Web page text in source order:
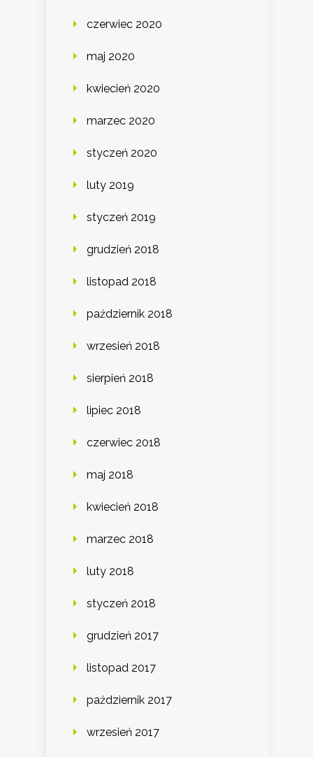
czerwiec 2020
maj 2020
kwiecień 2020
marzec 2020
styczeń 2020
luty 2019
styczeń 2019
grudzień 2018
listopad 2018
październik 2018
wrzesień 2018
sierpień 2018
lipiec 2018
czerwiec 2018
maj 2018
kwiecień 2018
marzec 2018
luty 2018
styczeń 2018
grudzień 2017
listopad 2017
październik 2017
wrzesień 2017